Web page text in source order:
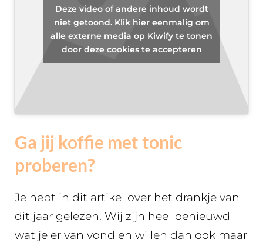
Deze video of andere inhoud wordt
niet getoond. Klik hier eenmalig om
alle externe media op Kiwify te tonen
door deze cookies te accepteren
Ga jij koffie met tonic
proberen?
Je hebt in dit artikel over het drankje van
dit jaar gelezen. Wij zijn heel benieuwd
wat je er van vond en willen dan ook maar